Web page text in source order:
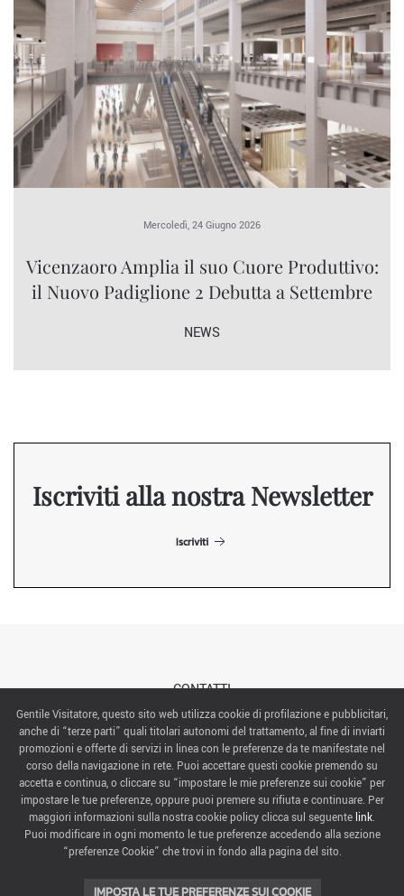
Mercoledì, 24 Giugno 2026
Vicenzaoro Amplia il suo Cuore Produttivo:
il Nuovo Padiglione 2 Debutta a Settembre
NEWS
Iscriviti alla nostra Newsletter
Iscriviti
CONTATTI
ABOUT US
ITALIAN EXHIBITION GROUP SpA All rights reserved
Via Emilia 155, 47921 Rimini,
CF/PI 00139440408, Registro Imprese: Rimini P.I e n. Reg. Imprese 00139440408, Capitale Sociale
52.214.897 i.v.
Gentile Visitatore, questo sito web utilizza cookie di profilazione e pubblicitari,
anche di “terze parti” quali titolari autonomi del trattamento, al fine di inviarti
promozioni e offerte di servizi in linea con le preferenze da te manifestate nel
corso della navigazione in rete. Puoi accettare questi cookie premendo su
accetta e continua, o cliccare su “impostare le mie preferenze sui cookie” per
impostare le tue preferenze, oppure puoi premere su rifiuta e continuare. Per
maggiori informazioni sulla nostra cookie policy clicca sul seguente link.
Puoi modificare in ogni momento le tue preferenze accedendo alla sezione
“preferenze Cookie” che trovi in fondo alla pagina del sito.
IMPOSTA LE TUE PREFERENZE SUI COOKIE